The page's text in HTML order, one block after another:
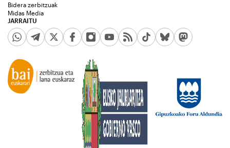
JARRAITU
Bidera zerbitzuak
Midas Media